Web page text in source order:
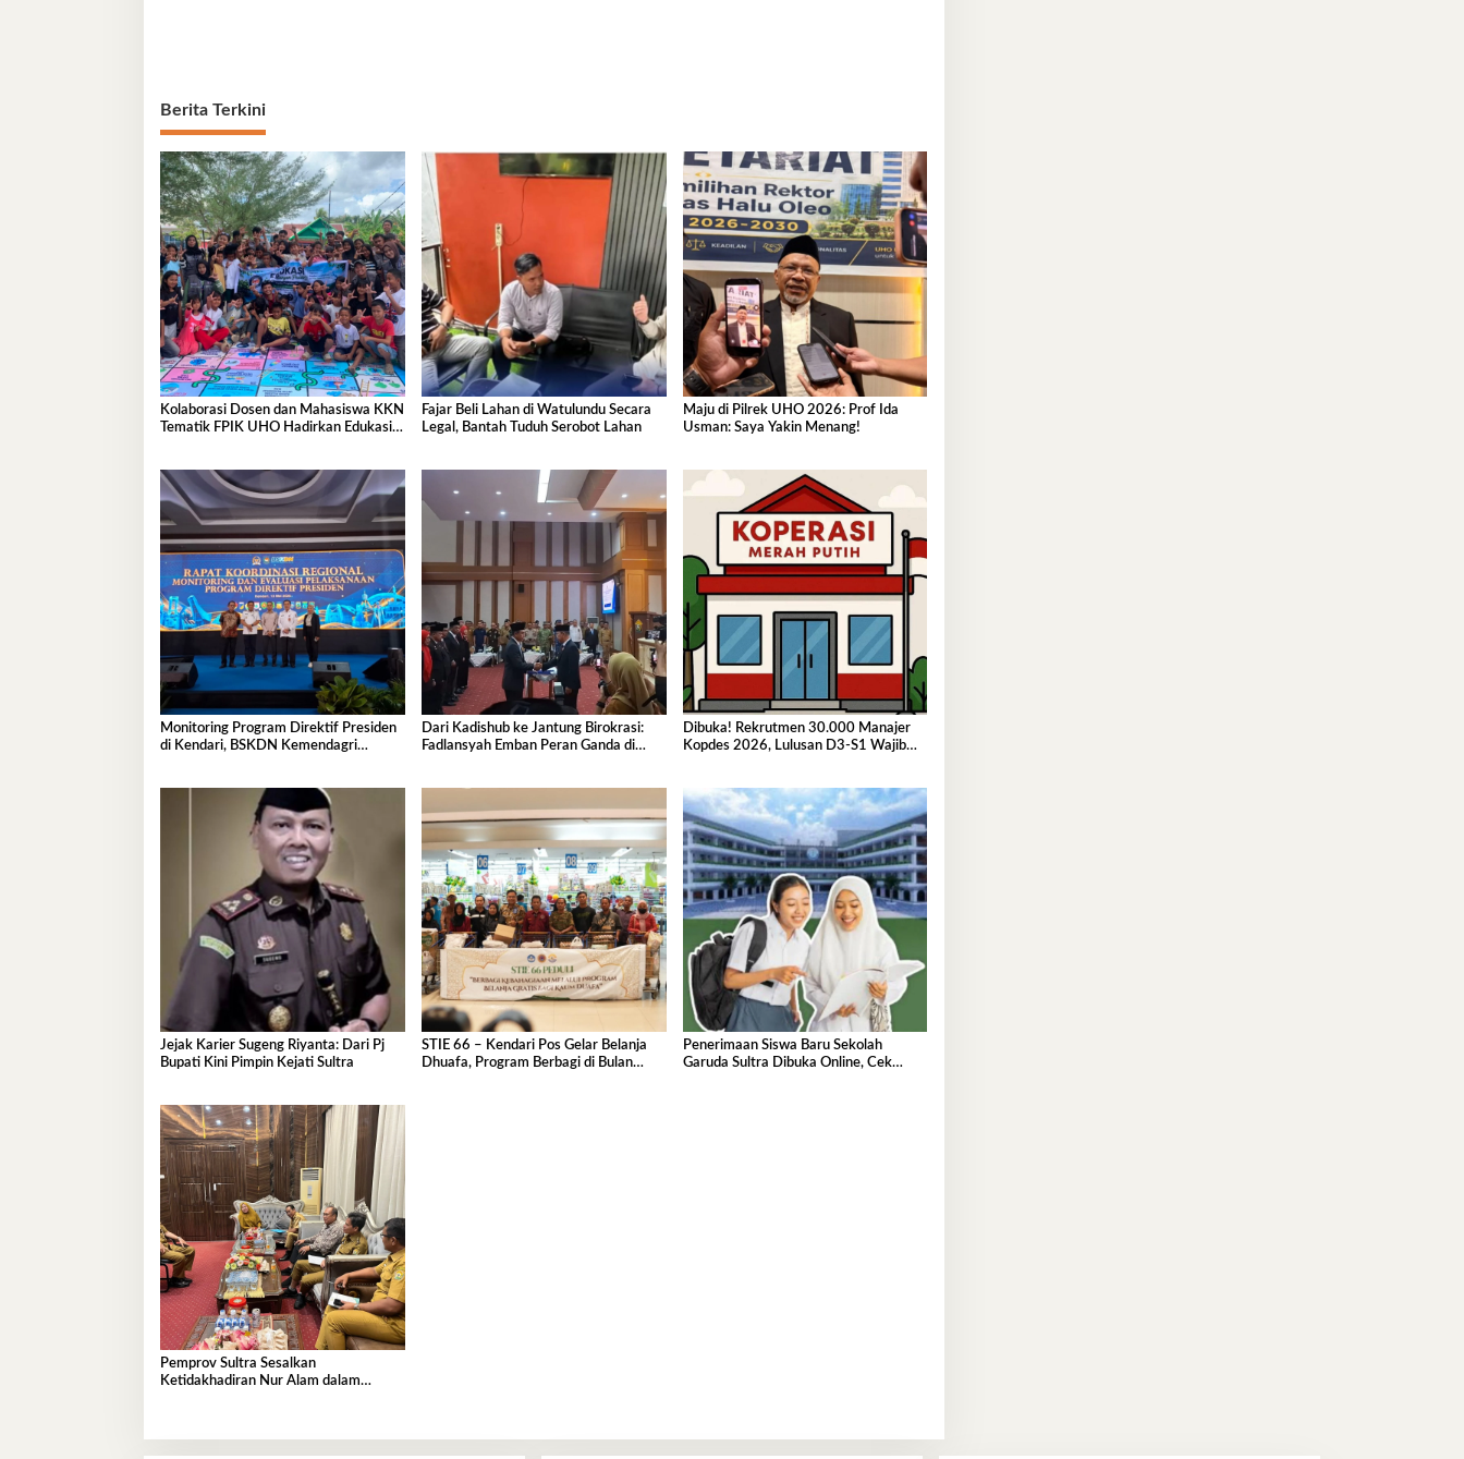
Berita Terkini
Kolaborasi Dosen dan Mahasiswa KKN
Tematik FPIK UHO Hadirkan Edukasi
Fajar Beli Lahan di Watulundu Secara
Legal, Bantah Tuduh Serobot Lahan
Maju di Pilrek UHO 2026: Prof Ida
Usman: Saya Yakin Menang!
Monitoring Program Direktif Presiden
di Kendari, BSKDN Kemendagri
Dari Kadishub ke Jantung Birokrasi:
Fadlansyah Emban Peran Ganda di
Dibuka! Rekrutmen 30.000 Manajer
Kopdes 2026, Lulusan D3-S1 Wajib
Jejak Karier Sugeng Riyanta: Dari Pj
Bupati Kini Pimpin Kejati Sultra
STIE 66 – Kendari Pos Gelar Belanja
Dhuafa, Program Berbagi di Bulan
Penerimaan Siswa Baru Sekolah
Garuda Sultra Dibuka Online, Cek
Pemprov Sultra Sesalkan
Ketidakhadiran Nur Alam dalam